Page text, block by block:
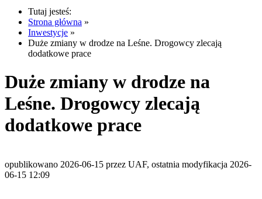
Tutaj jesteś:
Strona główna »
Inwestycje »
Duże zmiany w drodze na Leśne. Drogowcy zlecają
dodatkowe prace
Duże zmiany w drodze na
Leśne. Drogowcy zlecają
dodatkowe prace
opublikowano 2026-06-15 przez UAF, ostatnia modyfikacja 2026-
06-15 12:09